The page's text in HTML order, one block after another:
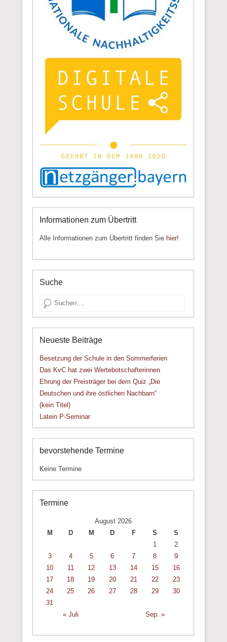
Informationen zum Übertritt
Alle Informationen zum Übertritt finden Sie hier!
Suche
Suche
Neueste Beiträge
Besetzung der Schule in den Sommerferien
Das KvC hat zwei Wertebotschafterinnen
Ehrung der Preisträger bei dem Quiz „Die
Deutschen und ihre östlichen Nachbarn“
(kein Titel)
Latein P-Seminar
bevorstehende Termine
Keine Termine
Termine
August 2026
M
D M D F S
S
1
2
3
4 5 6 7 8
9
10
11 12 13 14 15
16
17
18 19 20 21 22
23
24
25 26 27 28 29
30
31
« Juli
Sep. »